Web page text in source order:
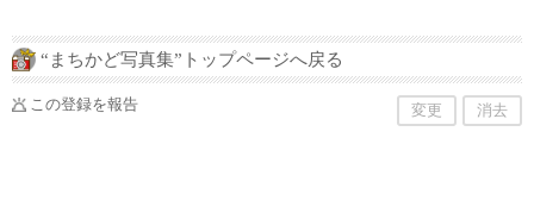
“まちかど写真集”トップページへ戻る
この登録を報告 変更 消去